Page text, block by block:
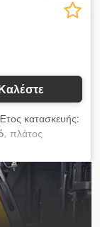
κατασκευής:
, πλάτος
με
Αντλία